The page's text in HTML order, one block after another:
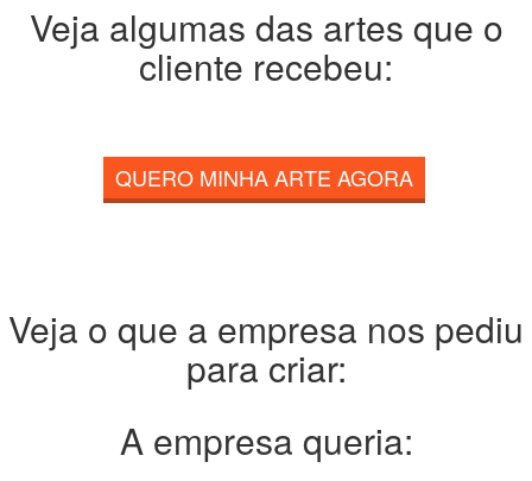
Veja algumas das artes que o
cliente recebeu:
QUERO MINHA ARTE AGORA
Veja o que a empresa nos pediu
para criar:
A empresa queria: